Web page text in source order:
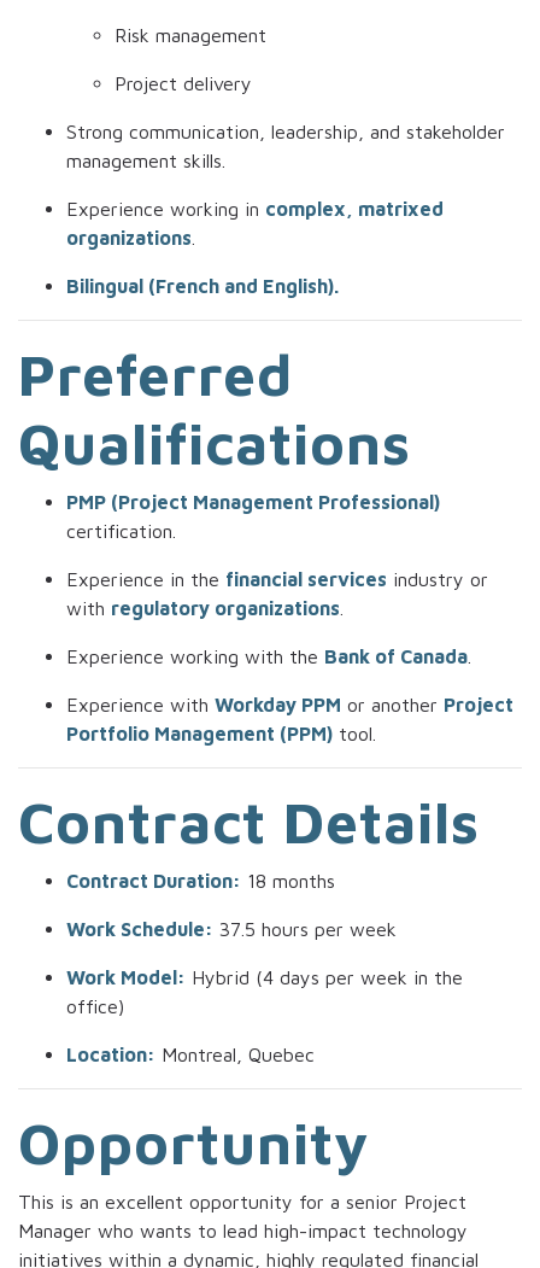
Risk management
Project delivery
Strong communication, leadership, and stakeholder
management skills.
Experience working in complex, matrixed
organizations
Bilingual (French and English).
Preferred
Qualifications
PMP (Project Management Professional)
certification.
Experience in the financial services industry or
with regulatory organizations
Experience working with the Bank of Canada
Experience with Workday PPM or another Project
Portfolio Management (PPM) tool.
Contract Details
Contract Duration: 18 months
Work Schedule: 37.5 hours per week
Work Model: Hybrid (4 days per week in the
office)
Location: Montreal, Quebec
Opportunity
This is an excellent opportunity for a senior Project
Manager who wants to lead high-impact technology
initiatives within a dynamic, highly regulated financial